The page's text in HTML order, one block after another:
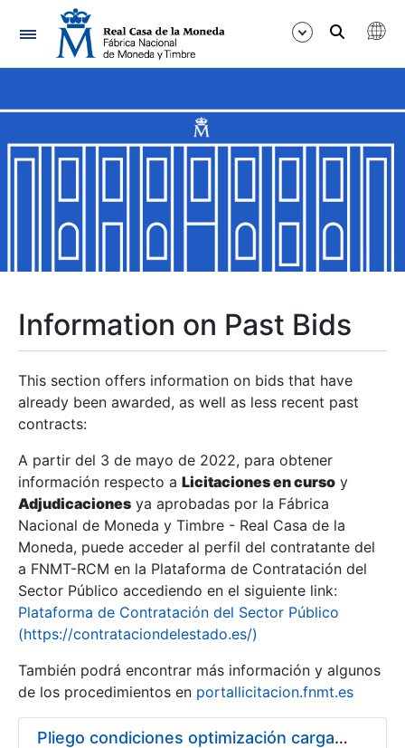
Navigation
Show/Hide
Show/Hide
Show/Hide
Show/Hide
Show/Hide
Information on Past Bids
This section offers information on bids that have
already been awarded, as well as less recent past
contracts:
A partir del 3 de mayo de 2022, para obtener
información respecto a Licitaciones en curso y
Adjudicaciones ya aprobadas por la Fábrica
Nacional de Moneda y Timbre - Real Casa de la
Moneda, puede acceder al perfil del contratante del
a FNMT-RCM en la Plataforma de Contratación del
Sector Público accediendo en el siguiente link:
Plataforma de Contratación del Sector Público
(https://contrataciondelestado.es/)
También podrá encontrar más información y algunos
de los procedimientos en portallicitacion.fnmt.es
Pliego condiciones optimización cargas compras firmado